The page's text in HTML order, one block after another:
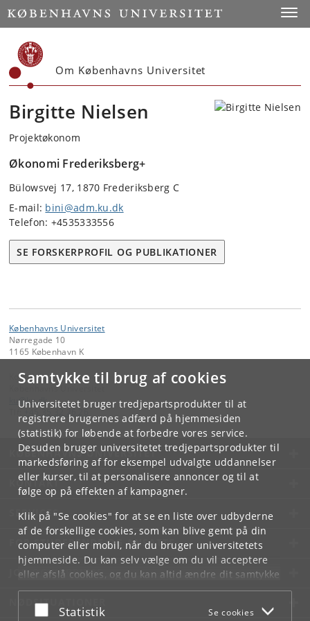
Samtykke til brug af cookies
Universitetet bruger tredjepartsprodukter til at
registrere brugernes adfærd på hjemmesiden
(statistik) for løbende at forbedre vores service.
Desuden bruger universitetet tredjepartsprodukter til
markedsføring af for eksempel udvalgte uddannelser
eller kurser, til at personalisere annoncer og til at
følge op på effekten af kampagner.
Klik på "Se cookies" for at se en liste over udbyderne
af de forskellige cookies, som kan blive gemt på din
computer eller mobil, når du bruger universitetets
hjemmeside. Du kan selv vælge om du vil acceptere
eller afslå cookies, og du kan altid ændre dit samtykke
underCookie- og privatlivspolitiksom du finder i
bunden af hver side.
Acceptér eller afslå
Statistik Se cookies
Start
Om Københavns Universitet
Birgitte Nielsen
Projektøkonom
Økonomi Frederiksberg+
Bülowsvej 17, 1870 Frederiksberg C
E-mail: bini@adm.ku.dk
Telefon: +4535333556
SE FORSKERPROFIL OG PUBLIKATIONER
Københavns Universitet
Nørregade 10
1165 København K
Kontakt:
Københavns Universitet
@ku.dk
KØBENHAVNS UNIVERSITET
KONTAKT
SERVICES
FOR STUDERENDE OG ANSATTE
JOB OG KARRIERE
NØDSITUATIONER